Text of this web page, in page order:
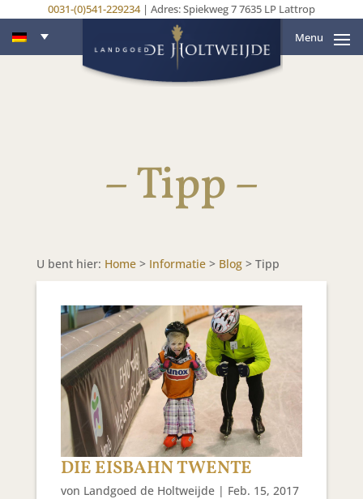
0031-(0)541-229234| Adres: Spiekweg 7 7635 LP Lattrop
Menu
– Tipp –
U bent hier: Home> Informatie> Blog> Tipp
DIE EISBAHN TWENTE
von Landgoed de Holtweijde| Feb. 15, 2017